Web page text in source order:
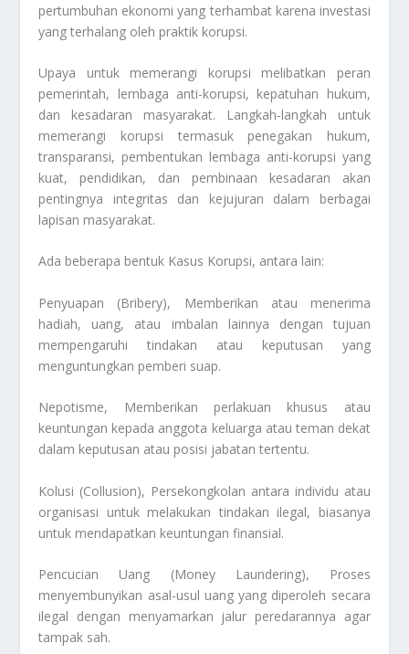
pertumbuhan ekonomi yang terhambat karena investasi
yang terhalang oleh praktik korupsi.
Upaya untuk memerangi korupsi melibatkan peran
pemerintah, lembaga anti-korupsi, kepatuhan hukum,
dan kesadaran masyarakat. Langkah-langkah untuk
memerangi korupsi termasuk penegakan hukum,
transparansi, pembentukan lembaga anti-korupsi yang
kuat, pendidikan, dan pembinaan kesadaran akan
pentingnya integritas dan kejujuran dalam berbagai
lapisan masyarakat.
Ada beberapa bentuk Kasus Korupsi, antara lain:
Penyuapan (Bribery), Memberikan atau menerima
hadiah, uang, atau imbalan lainnya dengan tujuan
mempengaruhi tindakan atau keputusan yang
menguntungkan pemberi suap.
Nepotisme, Memberikan perlakuan khusus atau
keuntungan kepada anggota keluarga atau teman dekat
dalam keputusan atau posisi jabatan tertentu.
Kolusi (Collusion), Persekongkolan antara individu atau
organisasi untuk melakukan tindakan ilegal, biasanya
untuk mendapatkan keuntungan finansial.
Pencucian Uang (Money Laundering), Proses
menyembunyikan asal-usul uang yang diperoleh secara
ilegal dengan menyamarkan jalur peredarannya agar
tampak sah.